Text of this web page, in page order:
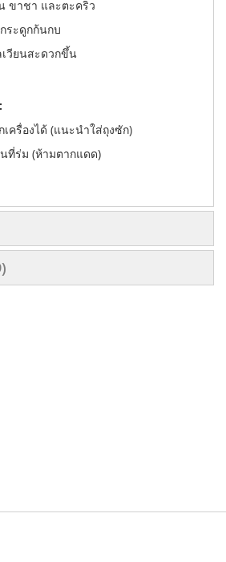
ขาชา และตะคริว
ระดูกก้นกบ
เวียนสะดวกขึ้น
เครื่องได้ (แนะนำใส่ถุงซัก)
ที่ร่ม (ห้ามตากแดด)